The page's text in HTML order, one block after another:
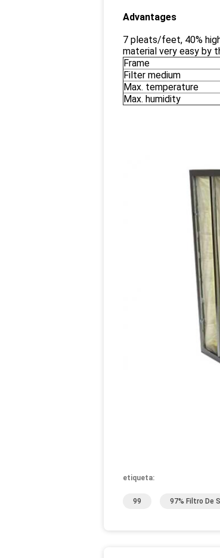
Advantages
7 pleats/feet, 40%
material very easy by
Frame
Filter medium
Max. temperature
Max. humidity
etiqueta:
99 97% Filtro De